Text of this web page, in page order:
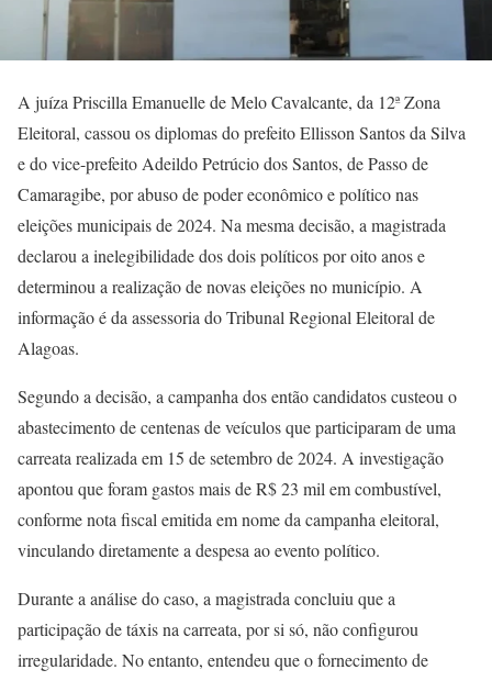
A juíza Priscilla Emanuelle de Melo Cavalcante, da 12ª Zona
Eleitoral, cassou os diplomas do prefeito Ellisson Santos da Silva
e do vice-prefeito Adeildo Petrúcio dos Santos, de Passo de
Camaragibe, por abuso de poder econômico e político nas
eleições municipais de 2024. Na mesma decisão, a magistrada
declarou a inelegibilidade dos dois políticos por oito anos e
determinou a realização de novas eleições no município. A
informação é da assessoria do Tribunal Regional Eleitoral de
Alagoas.
Segundo a decisão, a campanha dos então candidatos custeou o
abastecimento de centenas de veículos que participaram de uma
carreata realizada em 15 de setembro de 2024. A investigação
apontou que foram gastos mais de R$ 23 mil em combustível,
conforme nota fiscal emitida em nome da campanha eleitoral,
vinculando diretamente a despesa ao evento político.
Durante a análise do caso, a magistrada concluiu que a
participação de táxis na carreata, por si só, não configurou
irregularidade. No entanto, entendeu que o fornecimento de